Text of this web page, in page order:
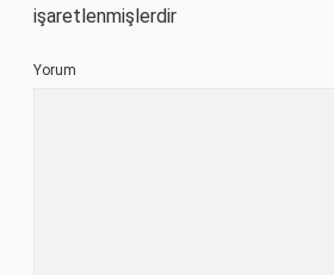
işaretlenmişlerdir
Yorum